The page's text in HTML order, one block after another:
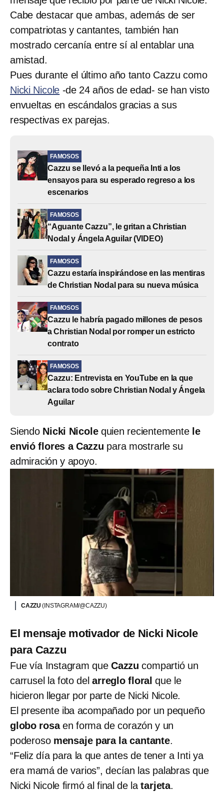
Cabe destacar que ambas, además de ser
compatriotas y cantantes, también han
mostrado cercanía entre sí al entablar una
amistad.
Pues durante el último año tanto Cazzu como
Nicki Nicole -de 24 años de edad- se han visto
envueltas en escándalos gracias a sus
respectivas ex parejas.
FAMOSOS
Cazzu se llevó a la pequeña Inti a los
ensayos para su esperado regreso a los
escenarios
FAMOSOS
“Aguante Cazzu”, le gritan a Christian
Nodal y Ángela Aguilar (VIDEO)
FAMOSOS
Cazzu estaría inspirándose en las mentiras
de Christian Nodal para su nueva música
FAMOSOS
Cazzu le habría pagado millones de pesos
a Christian Nodal por romper un estricto
contrato
FAMOSOS
Cazzu: Entrevista en YouTube en la que
aclara todo sobre Christian Nodal y Ángela
Aguilar
Siendo Nicki Nicolequien recientemente le
envió flores a Cazzu para mostrarle su
admiración y apoyo.
CAZZU(INSTAGRAM/@CAZZU)
El mensaje motivador de Nicki Nicole
para Cazzu
Fue vía Instagram que Cazzu compartió un
carrusel la foto delarreglo floral que le
hicieron llegar por parte de Nicki Nicole.
El presente iba acompañado por un pequeño
globo rosaen forma de corazón y un
poderoso mensaje para la cantante.
“Feliz día para la que antes de tener a Inti ya
era mamá de varios”, decían las palabras que
Nicki Nicole firmó al final de latarjeta.